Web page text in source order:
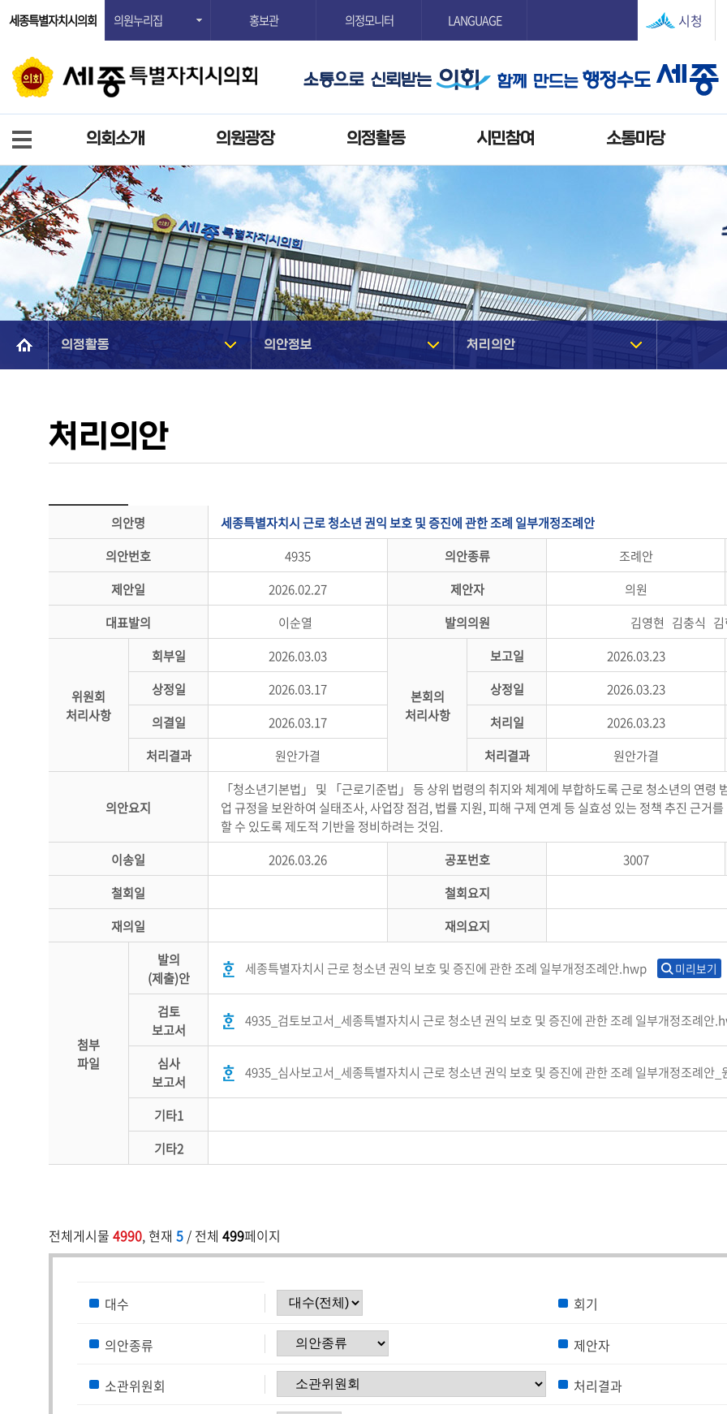
세종특별자치시의회 의원누리집 홍보관 의정모니터 LANGUAGE 시청
의회소개 의원광장 의정활동 시민참여 소통마당
의정활동 의안정보 처리의안
처리의안
의안명
세종특별자치시 근로 청소년 권익 보호 및 증진에 관한 조례 일부개정조례안
의안번호
4935 의안종류
조례안
제안일
2026.02.27 제안자
의원
대표발의
이순열 발의의원 김영현 김충식
위원회
처리사항
회부일 2026.03.03
본회의
처리사항
보고일
2026.03.23
상정일
2026.03.17 상정일
2026.03.23
의결일
2026.03.17 처리일
2026.03.23
처리결과
원안가결 처리결과 원안가결
의안요지
「청소년기본법」 및 「근로기준법」 등 상위 법령의 취지와 체계에 부합하도록 근로 청소년의 연
업 규정을 보완하여 실태조사, 사업장 점검, 법률 지원, 피해 구제 연계 등 실효성 있는 정책 추진 근거
할 수 있도록 제도적 기반을 정비하려는 것임.
이송일
2026.03.26 공포번호
3007
철회일
철회요지
재의일
재의요지
첨부
파일
발의
(제출)안
세종특별자치시 근로 청소년 권익 보호 및 증진에 관한 조례 일부개정조례안.hwp 미리보기
검토
보고서
4935_검토보고서_세종특별자치시 근로 청소년 권익 보호 및 증진에 관한 조례 일부개정조례안
심사
보고서
4935_심사보고서_세종특별자치시 근로 청소년 권익 보호 및 증진에 관한 조례 일부개정조례안
기타1
기타2
전체게시물 4990, 현재 5 / 전체 499페이지
대수 회기
의안종류 제안자
소관위원회 처리결과